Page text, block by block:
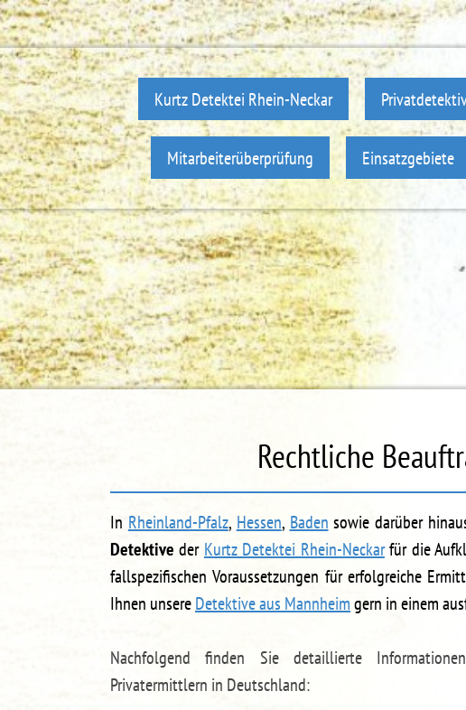
Kurtz Detektei Rhein-Neckar
Mitarbeiterüberprüfung Einsatzgebiete
Rechtliche
In Rheinland-Pfalz, Hessen, Baden sowie darüber
Detektive der Kurtz Detektei Rhein-Neckarfür die
fallspezifischen Voraussetzungen für erfolgreiche
Ihnen unsereDetektive aus Mannheimgern in einem
Nachfolgend finden Sie detaillierte
Privatermittlern in Deutschland: